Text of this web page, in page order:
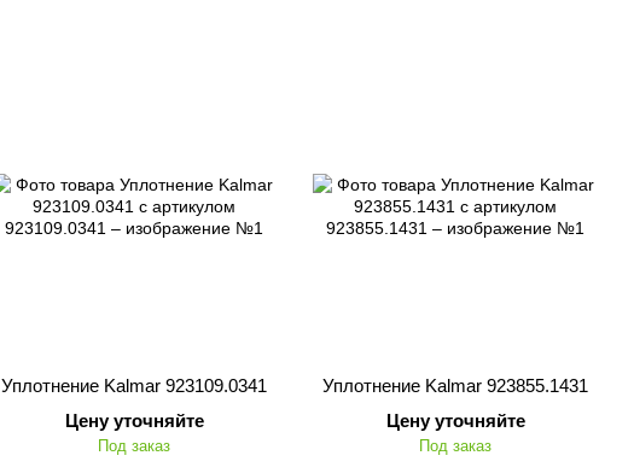
Уплотнение Kalmar 923109.0341
Цену уточняйте
Под заказ
Уплотнение Kalmar 923855.1431
Цену уточняйте
Под заказ